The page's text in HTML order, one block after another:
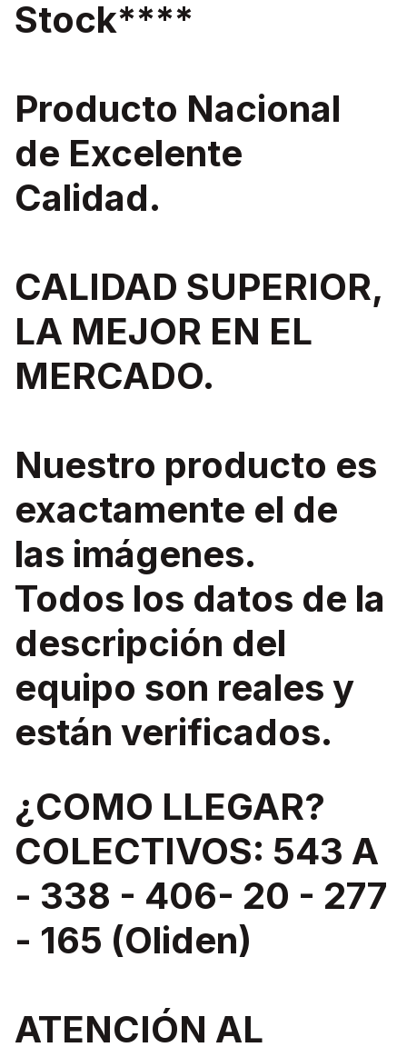
Stock****
Producto Nacional
de Excelente
Calidad.
CALIDAD SUPERIOR,
LA MEJOR EN EL
MERCADO.
Nuestro producto es
exactamente el de
las imágenes.
Todos los datos de la
descripción del
equipo son reales y
están verificados.
¿COMO LLEGAR?
COLECTIVOS: 543 A
- 338 - 406- 20 - 277
- 165 (Oliden)
ATENCIÓN AL